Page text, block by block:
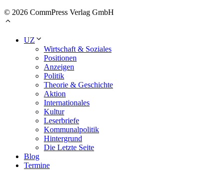
© 2026 CommPress Verlag GmbH
UZ
Wirtschaft & Soziales
Positionen
Anzeigen
Politik
Theorie & Geschichte
Aktion
Internationales
Kultur
Leserbriefe
Kommunalpolitik
Hintergrund
Die Letzte Seite
Blog
Termine